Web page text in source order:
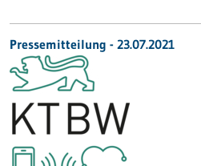
Pressemitteilung - 23.07.2021